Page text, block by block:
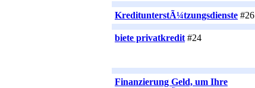
KreditunterstÃ¼tzungsdienste #26
biete privatkredit #24
Finanzierung Geld, um Ihre